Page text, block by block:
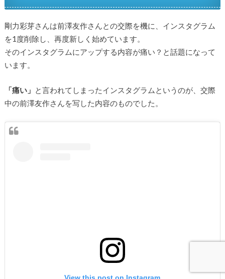
剛力彩芽さんは前澤友作さんとの交際を機に、インスタグラム
を1度削除し、再度新しく始めています。
そのインスタグラムにアップする内容が痛い？と話題になって
います。
「痛い」 と言われてしまったインスタグラムというのが、交際
中の前澤友作さんを写した内容のものでした。
View this post on Instagram